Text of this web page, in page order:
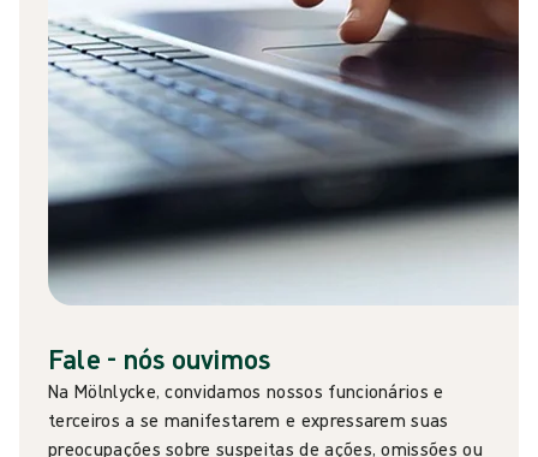
Fale - nós ouvimos
Na Mölnlycke, convidamos nossos funcionários e
terceiros a se manifestarem e expressarem suas
preocupações sobre suspeitas de ações, omissões ou